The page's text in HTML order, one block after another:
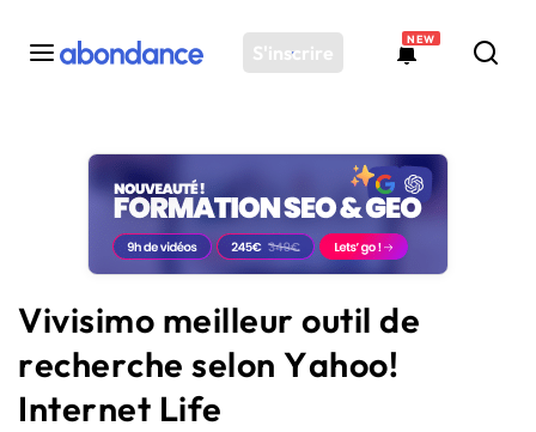
S'inscrire
NEW
Toutes les actus
Actus SEO
Plateforme
Solutions
Ressources
Audit SEO
Vivisimo meilleur outil de
recherche selon Yahoo!
Internet Life